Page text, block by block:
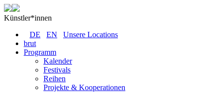
Künstler*innen
DE
EN
Unsere Locations
brut
Programm
Kalender
Festivals
Reihen
Projekte & Kooperationen